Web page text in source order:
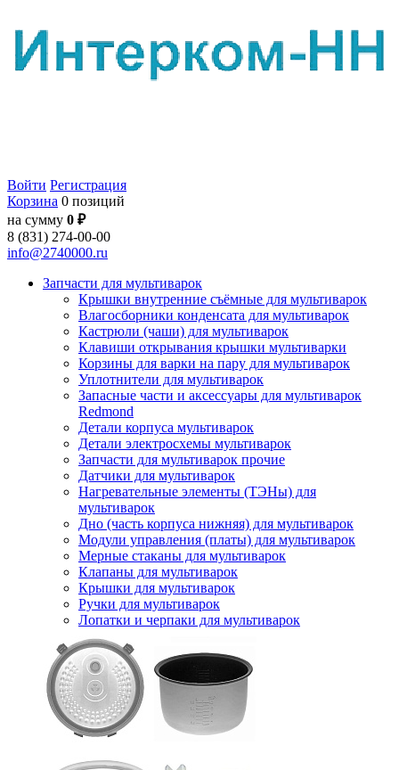
Войти Регистрация
Корзина 0 позиций
на сумму 0 ₽
8 (831) 274-00-00
info@2740000.ru
Запчасти для мультиварок
Крышки внутренние съёмные для мультиварок
Влагосборники конденсата для мультиварок
Кастрюли (чаши) для мультиварок
Клавиши открывания крышки мультиварки
Корзины для варки на пару для мультиварок
Уплотнители для мультиварок
Запасные части и аксессуары для мультиварок
Redmond
Детали корпуса мультиварок
Детали электросхемы мультиварок
Запчасти для мультиварок прочие
Датчики для мультиварок
Нагревательные элементы (ТЭНы) для
мультиварок
Дно (часть корпуса нижняя) для мультиварок
Модули управления (платы) для мультиварок
Мерные стаканы для мультиварок
Клапаны для мультиварок
Крышки для мультиварок
Ручки для мультиварок
Лопатки и черпаки для мультиварок